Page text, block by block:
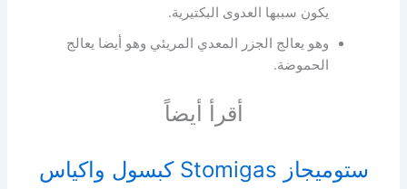
يكون سببها العدوى البكتيرية.
وهو يعالج الجزر المعدي المريئي وهو أيضا يعالج
الحموضة.
أقرأ أيضاً
ستوميجاز Stomigas كبسول واكياس